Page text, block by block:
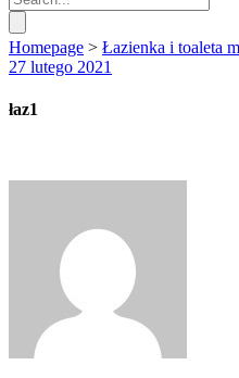
Homepage > Łazienka i toaleta
27 lutego 2021
łaz1